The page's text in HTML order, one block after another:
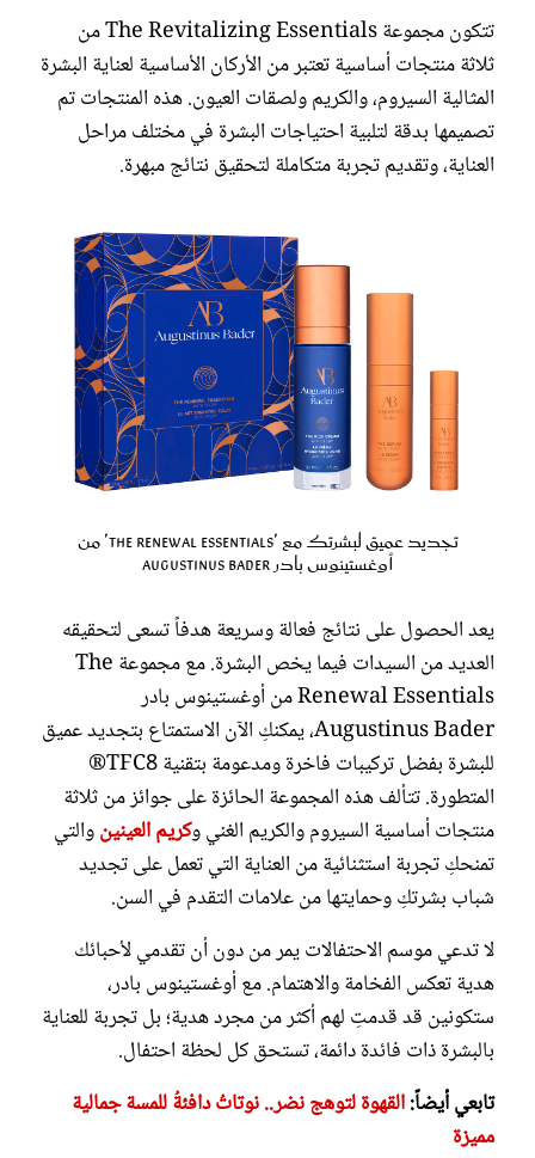
تتكون مجموعة The Revitalizing Essentials من
ثلاثة منتجات أساسية تعتبر من الأركان الأساسية لعناية البشرة
المثالية السيروم، والكريم ولصقات العيون. هذه المنتجات تم
تصميمها بدقة لتلبية احتياجات البشرة في مختلف مراحل
العناية، وتقديم تجربة متكاملة لتحقيق نتائج مبهرة.
تجديد عميق لبشرتك مع 'The Renewal Essentials' من
أوغستينوس بادر Augustinus Bader
يعد الحصول على نتائج فعالة وسريعة هدفاً تسعى لتحقيقه
العديد من السيدات فيما يخص البشرة. مع مجموعة The
Renewal Essentials من أوغستينوس بادر
Augustinus Bader، يمكنكِ الآن الاستمتاع بتجديد عميق
للبشرة بفضل تركيبات فاخرة ومدعومة بتقنية TFC8®
المتطورة. تتألف هذه المجموعة الحائزة على جوائز من ثلاثة
منتجات أساسية السيروم والكريم الغني وكريم العينينوالتي
تمنحكِ تجربة استثنائية من العناية التي تعمل على تجديد
شباب بشرتكِ وحمايتها من علامات التقدم في السن.
لا تدعي موسم الاحتفالات يمر من دون أن تقدمي لأحبائك
هدية تعكس الفخامة والاهتمام. مع أوغستينوس بادر،
ستكونين قد قدمتِ لهم أكثر من مجرد هدية؛ بل تجربة للعناية
بالبشرة ذات فائدة دائمة، تستحق كل لحظة احتفال.
تابعي أيضاً:القهوة لتوهج نضر.. نوتاتُ دافئةُ للمسة جمالية
مميزة